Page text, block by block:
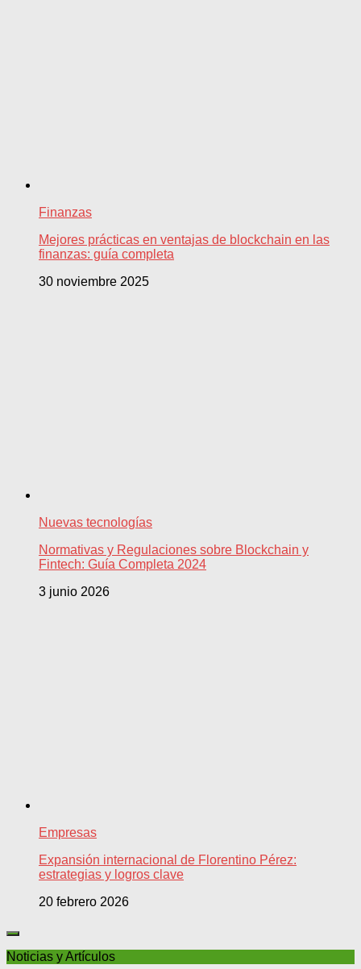
Finanzas
Mejores prácticas en ventajas de blockchain en las
finanzas: guía completa
30 noviembre 2025
Nuevas tecnologías
Normativas y Regulaciones sobre Blockchain y
Fintech: Guía Completa 2024
3 junio 2026
Empresas
Expansión internacional de Florentino Pérez:
estrategias y logros clave
20 febrero 2026
Noticias y Artículos